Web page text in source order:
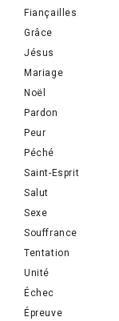
Fiançailles
Grâce
Jésus
Mariage
Noël
Pardon
Peur
Péché
Saint-Esprit
Salut
Sexe
Souffrance
Tentation
Unité
Échec
Épreuve